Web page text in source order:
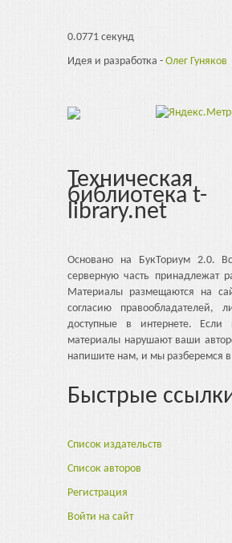
0.0771 секунд
Идея и разработка - Олег Гуняков
Техническая
библиотека t-
library.net
Основано на БукТориум 2.0.
серверную часть принадлежат
Материалы размещаются на
согласию правообладателей,
доступные в интернете. Если
материалы нарушают ваши
напишите нам, и мы разберемся в
Быстрые
Список издательств
Список авторов
Регистрация
Войти на сайт